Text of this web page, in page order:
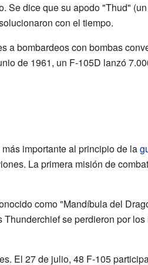
Se dice que su apodo "Thud"
con el tiempo.
a bombardeos con bombas
de 1961, un F-105D lanzó
importante al principio de la
La primera misión de
como "Mandíbula del
se perdieron por los
El 27 de julio, 48 F-105